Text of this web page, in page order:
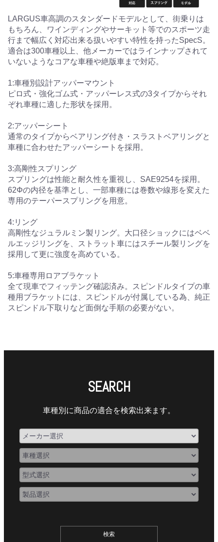
LARGUS車高調のスタンダードモデルとして、街乗りは
もちろん、ワインディングやサーキット等でのスポーツ走
行まで幅広く対応出来る扱いやすい特性を持ったSpecS。
適合は300車種以上、他メーカーではラインナップされて
いないようなコアな車種や絶版車まで対応。
1:車種別設計アッパーマウント
ピロ式・強化ゴム式・アッパーレス式の3タイプからそれ
ぞれ車種に適した形状を採用。
2:アッパーシート
通常のタイプからベアリング付き・スラストベアリングと
車種に合わせたアッパーシートを採用。
3:高剛性スプリング
スプリングは性能と耐久性を重視し、SAE9254を採用。
62Φの内径を基準とし、一部車種には巻数や線形を変えた
専用のテーパースプリングを用意。
4:リング
高剛性なジュラルミン製リング。大口径ショックにはベベ
ルエッジリングを、ストラット車にはスチール製リングを
採用して更に強度を高めている。
5:車種専用ロアブラケット
全て現車でフィッテング確認済み。スピンドルタイプの車
種用ブラケットには、スピンドルが付属している為、純正
スピンドル下取りなど面倒な手順の必要がない。
SEARCH
車種別に商品の適合を検索出来ます。